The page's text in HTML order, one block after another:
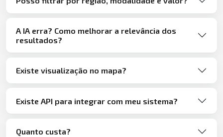
A IA erra? Como melhorar a relevância dos
resultados?
Existe visualização no mapa?
Existe API para integrar com meu sistema?
Quanto custa?